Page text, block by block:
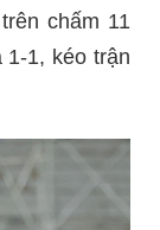
chấm 11
1-1, kéo trận